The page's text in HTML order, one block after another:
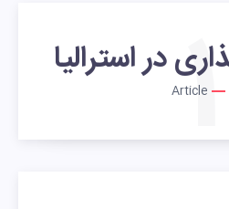
در استرالیا1